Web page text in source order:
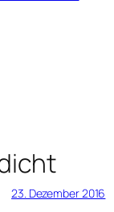
23. Dezember 2016